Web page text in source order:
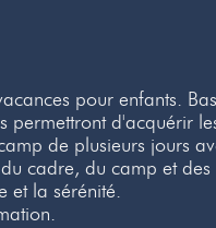
pour enfants.
permettront d'acquérir
de plusieurs jours
cadre, du camp et
et la sérénité.